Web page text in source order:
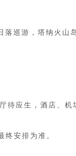
巡游，塔纳火山
应生，酒店、机
安排为准。